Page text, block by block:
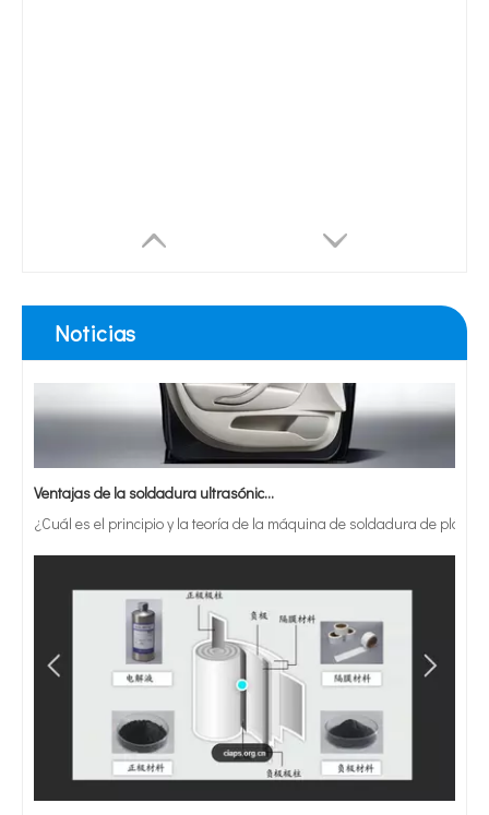
Noticias
Ventajas de la soldadura ultrasónica de paneles de puertas de automóviles
¿Cuál es el principio y la teoría de la máquina de soldadura de
¿Qué es la tecnología de desgasificación de lodos de baterías ultrasónicas?